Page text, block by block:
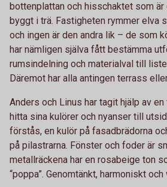
bottenplattan och hisschaktet som är
byggt i trä. Fastigheten rymmer elva
och ingen är den andra lik – de som
har nämligen själva fått bestämma
rumsindelning och materialval till
Däremot har alla antingen terrass
Anders och Linus har tagit hjälp av
hitta sina kulörer och nyanser till
förstås, en kulör på fasadbrädorna
på pilastrarna. Fönster och foder är
metallräckena har en rosabeige ton
“poppa”. Genomtänkt, harmoniskt